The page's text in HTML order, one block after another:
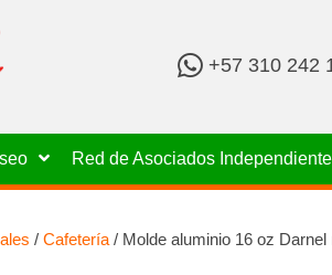
+
0
2
1
+57 310 242
Red de Asociados
/ Cafetería/ Molde aluminio 16 oz Darnel